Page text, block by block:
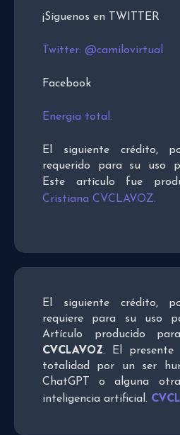
¡Síguenos en TWITTER
Twitter: @camilovirtual
Facebook
Energia total.
El siguiente crédito,
requerido para su uso
Este artículo fue
Cristiana CVCLAVOZ.
El siguiente crédito,
requiere para su uso
Artículo producido
CVCLAVOZ. El presente
totalidad por un ser
ChatGPT o alguna
inteligencia artificial.